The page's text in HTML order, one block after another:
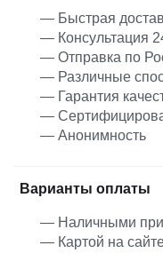
— Быстрая
— Консультация
— Отправка по
— Различные
— Гарантия
—
— Анонимность
Варианты оплаты
— Наличными при
— Картой на